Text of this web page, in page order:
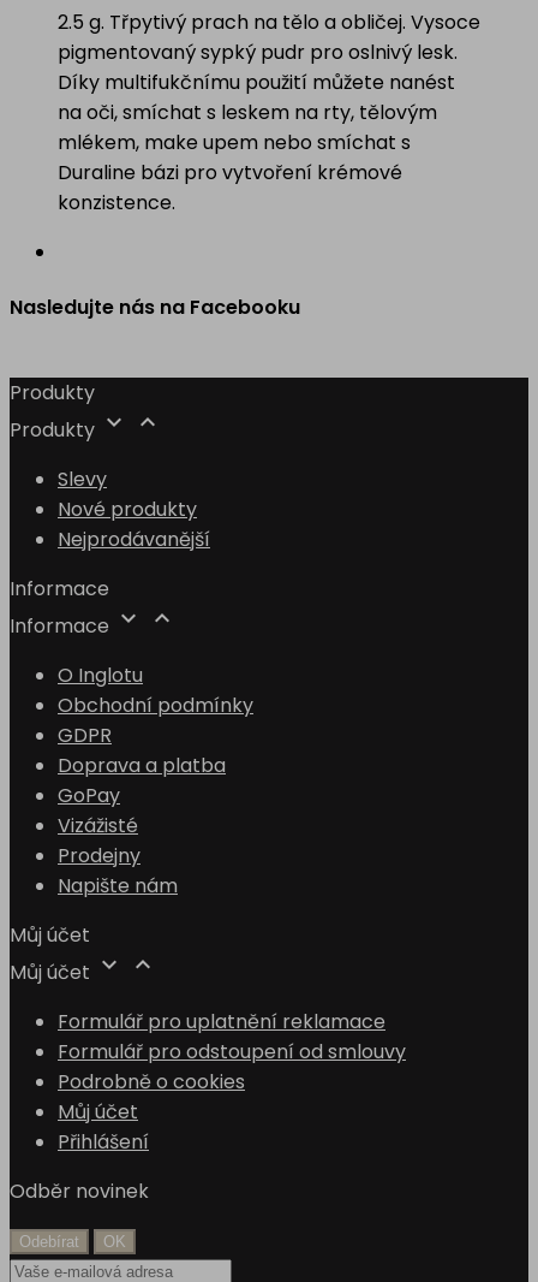
2.5 g. Třpytivý prach na tělo a obličej. Vysoce
pigmentovaný sypký pudr pro oslnivý lesk.
Díky multifukčnímu použití můžete nanést
na oči, smíchat s leskem na rty, tělovým
mlékem, make upem nebo smíchat s
Duraline bázi pro vytvoření krémové
konzistence.
Nasledujte nás na Facebooku
Produkty
Produkty  
Slevy
Nové produkty
Nejprodávanější
Informace
Informace  
O Inglotu
Obchodní podmínky
GDPR
Doprava a platba
GoPay
Vizážisté
Prodejny
Napište nám
Můj účet
Můj účet  
Formulář pro uplatnění reklamace
Formulář pro odstoupení od smlouvy
Podrobně o cookies
Můj účet
Přihlášení
Odběr novinek